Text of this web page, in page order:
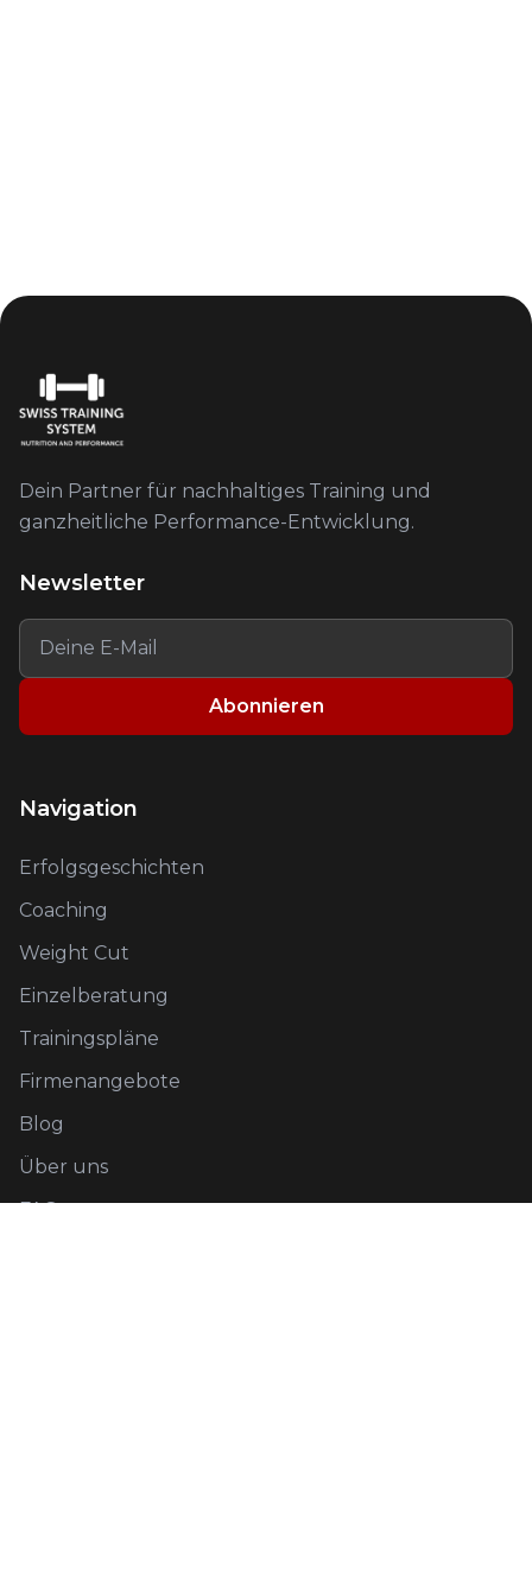
Dein Partner für nachhaltiges Training und
ganzheitliche Performance-Entwicklung.
Newsletter
Abonnieren
Navigation
Erfolgsgeschichten
Coaching
Weight Cut
Einzelberatung
Trainingspläne
Firmenangebote
Blog
Über uns
FAQ